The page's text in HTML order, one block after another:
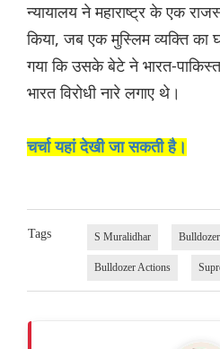
न्यायालय ने महाराष्ट्र के एक
किया, जब एक मुस्लिम व्यक्ति का
गया कि उसके बेटे ने भारत-
भारत विरोधी नारे लगाए थे।
चर्चा यहां देखी जा सकती है।
Tags S Muralidhar
Bulldozer Actions